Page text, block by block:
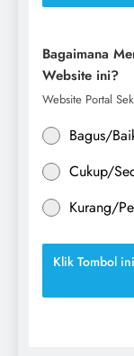
Bagaimana
Website ini?
Website Portal
Bagus/
Cukup/
Kurang/
Klik Tombol